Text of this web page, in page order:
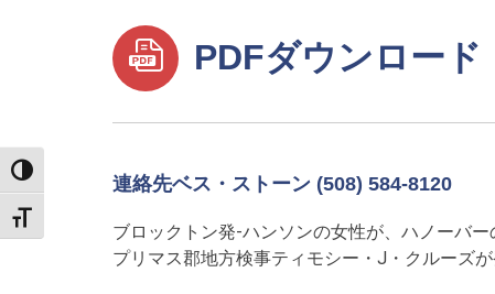
TOGGLE HIGH CONTRAST
TOGGLE FONT SIZE
PDFダウンロード
連絡先ベス・ストーン (508) 584-8120
ブロックトン発-ハンソンの女性が、ハノーバ
プリマス郡地方検事ティモシー・J・クルーズが